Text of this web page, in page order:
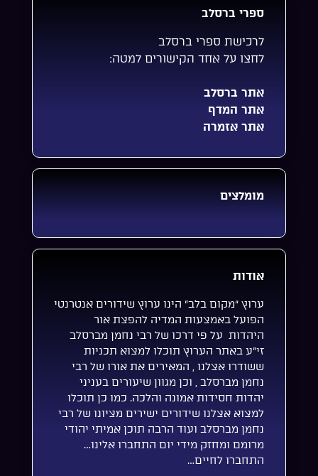
ספרי ברסלב
לרכישת ספרי ברסלב
לחצו על אחד הקישורים למטה:
אתר ברסלב
אתר המדף
אתר אזמרה
מומלצים
אודות
ערוץ “מקום בלב” הינו ערוץ שידורים אנטרנטי
הפועל באמצעות המדיה להפצת אור
היהדות על פי דרכו של רבי נחמן מברסלב
זי”ע באתר הערוץ תוכלו למצוא תכניות
ששודרו אצלנו , המאירים את אורו של רבי
נחמן מברסלב , וכן מגוון שיעורים בעניני
יהדות חסידות אמונה והלכה. כמו כן תוכלו
למצוא אצלנו שידורים ישירים מציונו של רבי
נחמן מברסלב ועוד הרבה תוכן אמיתי יהודי
מרומם ומחזק מידי יום התחברו אלינו…
התחברו לחיים…